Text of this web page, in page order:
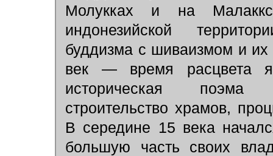
Молукках и на
индонезийской
буддизма с шиваизмом и
век — время расцвета
историческая поэма
строительство храмов,
В середине 15 века
большую часть своих